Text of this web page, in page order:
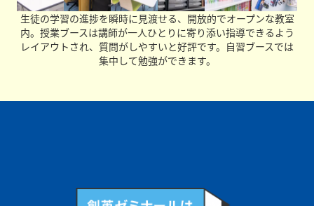
生徒の学習の進捗を瞬時に見渡せる、開放的でオープンな教室
内。授業ブースは講師が一人ひとりに寄り添い指導できるよう
レイアウトされ、質問がしやすいと好評です。自習ブースでは
集中して勉強ができます。